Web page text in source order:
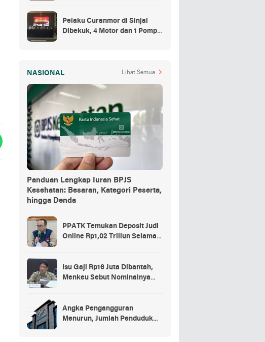
Pelaku Curanmor di Sinjai
Dibekuk, 4 Motor dan 1 Pompa
NASIONAL Lihat Semua
Panduan Lengkap Iuran BPJS
Kesehatan: Besaran, Kategori Peserta,
hingga Denda
PPATK Temukan Deposit Judi
Online Rp1,02 Triliun Selama
Isu Gaji Rp16 Juta Dibantah,
Menkeu Sebut Nominalnya
Angka Pengangguran
Menurun, Jumlah Penduduk